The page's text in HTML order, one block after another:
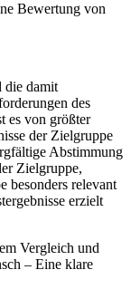
Bewertung von
die damit
des
es von größter
der Zielgruppe
Abstimmung
Zielgruppe,
besonders relevant
erzielt
Vergleich und
– Eine klare